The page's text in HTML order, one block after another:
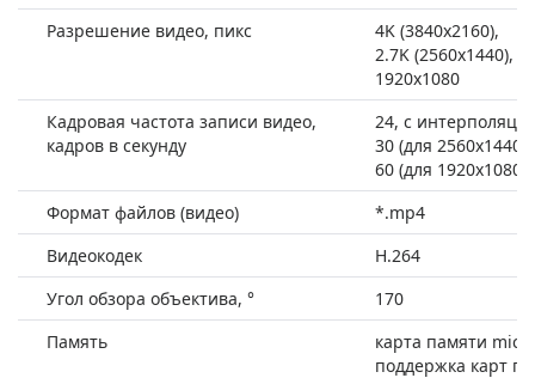
Разрешение видео, пикс
4K (3840x2160),
2.7K (2560x1440),
1920x1080
Кадровая частота записи видео,
кадров в секунду
24, с
30 (для 2560х1440),
60 (для 1920х1080)
Формат файлов (видео)
*.mp4
Видеокодек
H.264
Угол обзора объектива, °
170
Память
карта памяти
поддержка карт